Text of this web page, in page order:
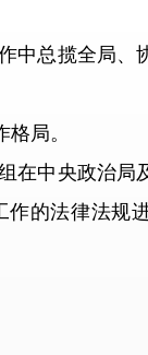
总揽全局、
局。
中央政治局
的法律法规